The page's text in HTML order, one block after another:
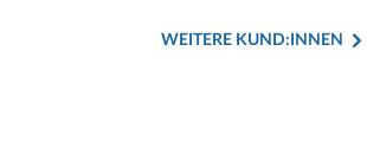
WEITERE KUND:INNEN